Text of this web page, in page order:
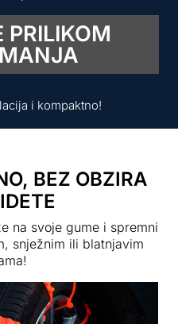
PRILIKOM
i kompaktno!
BEZ OBZIRA
na svoje gume i spremni
snježnim ili blatnjavim